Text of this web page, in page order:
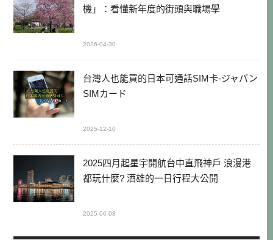
機」：看懂新年度的街頭與職場學
2026-04-30
台灣人也能買的日本可通話SIM卡-ジャパン
SIMカード
2025-12-10
2025四月起星宇開航台中直飛神戶 浪漫港
都玩什麼? 酒雄的一日行程大公開
2025-06-08